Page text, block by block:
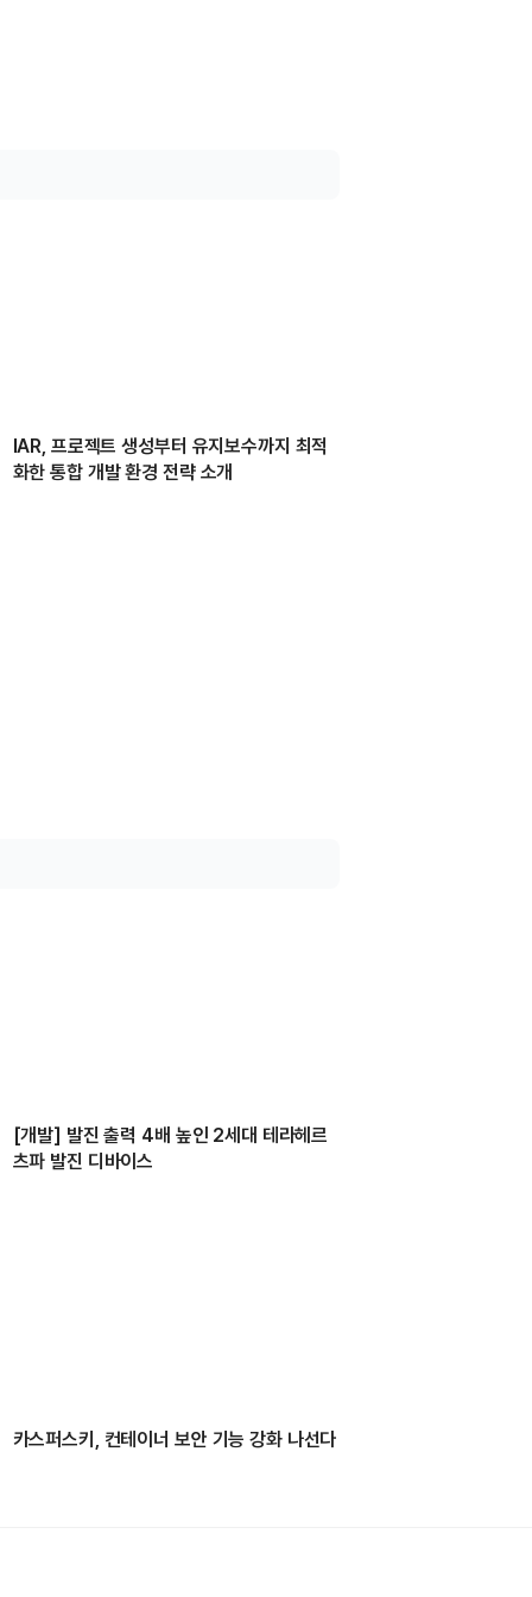
IAR, 프로젝트 생성부터 유지보수까지 최적
화한 통합 개발 환경 전략 소개
[개발] 발진 출력 4배 높인 2세대 테라헤르
츠파 발진 디바이스
카스퍼스키, 컨테이너 보안 기능 강화 나선다